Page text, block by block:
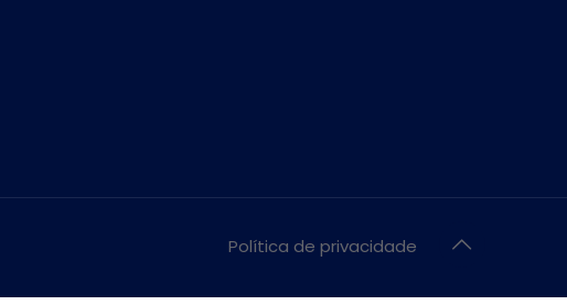
Política de privacidade